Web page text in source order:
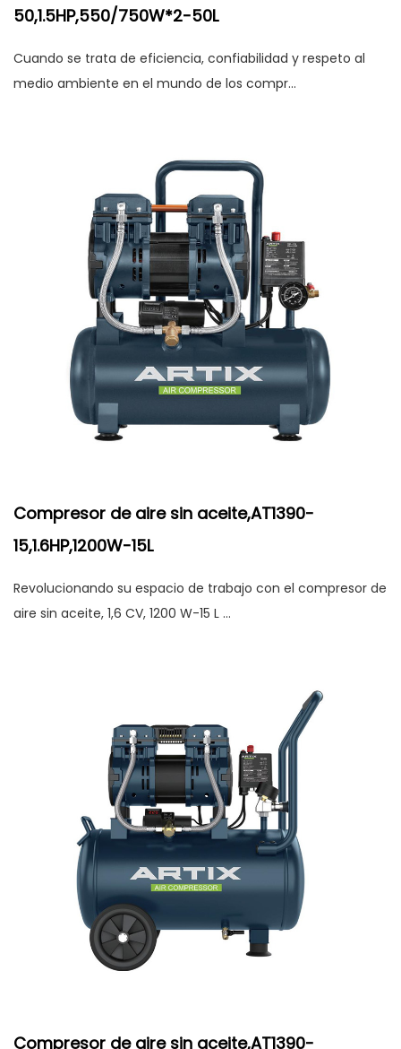
50,1.5HP,550/750W*2-50L
Cuando se trata de eficiencia, confiabilidad y respeto al
medio ambiente en el mundo de los compr...
Compresor de aire sin aceite,AT1390-
15,1.6HP,1200W-15L
Revolucionando su espacio de trabajo con el compresor de
aire sin aceite, 1,6 CV, 1200 W-15 L ...
Compresor de aire sin aceite,AT1390-